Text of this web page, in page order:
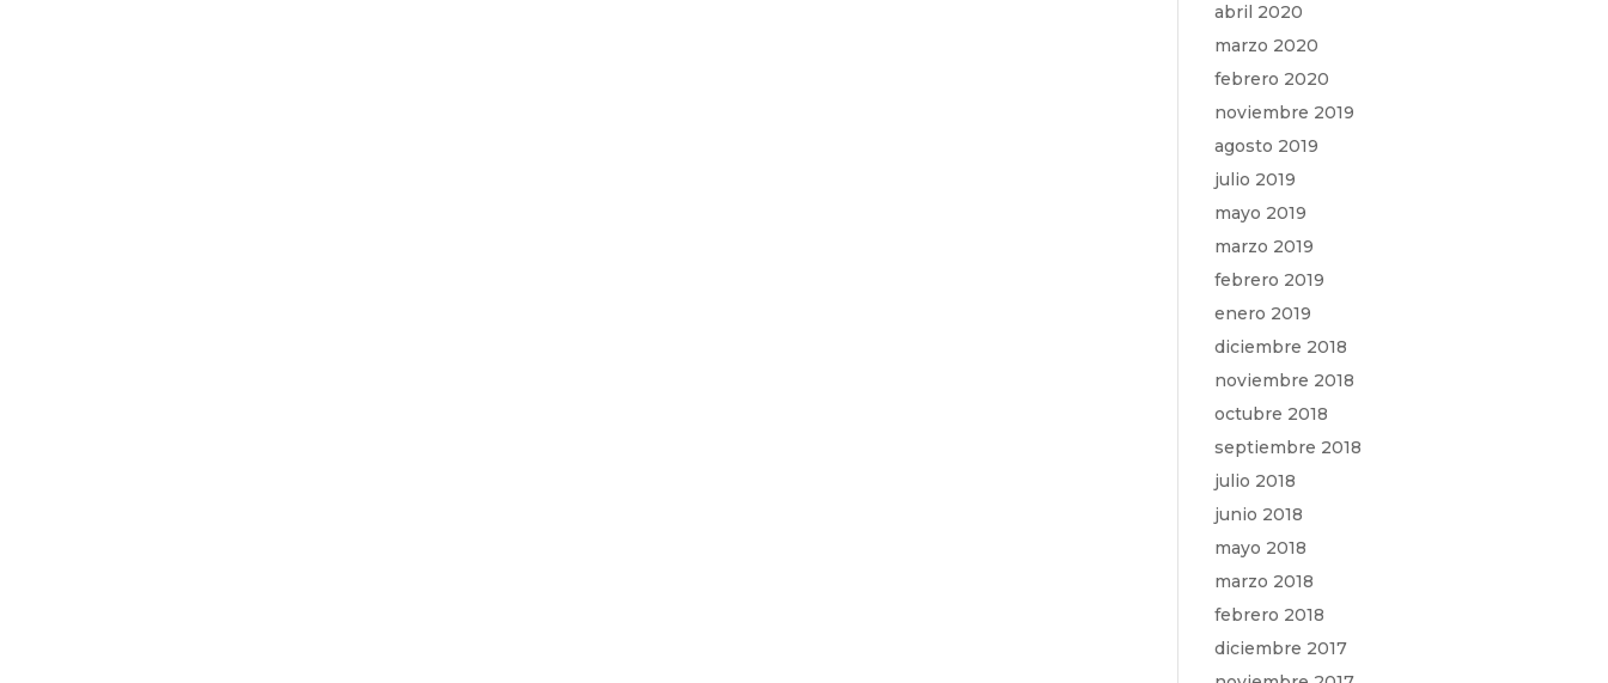
abril 2020
marzo 2020
febrero 2020
noviembre 2019
agosto 2019
julio 2019
mayo 2019
marzo 2019
febrero 2019
enero 2019
diciembre 2018
noviembre 2018
octubre 2018
septiembre 2018
julio 2018
junio 2018
mayo 2018
marzo 2018
febrero 2018
diciembre 2017